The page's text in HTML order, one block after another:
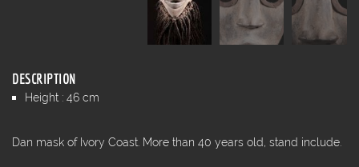
DESCRIPTION
Height : 46 cm
Dan mask of Ivory Coast. More than 40 years old, stand include.